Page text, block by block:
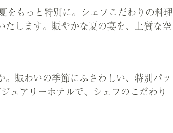
をもっと特別に。シェフこだわりの料理
します。賑やかな夏の宴を、上質な空
賑わいの季節にふさわしい、特別パッ
ュアリーホテルで、シェフのこだわり